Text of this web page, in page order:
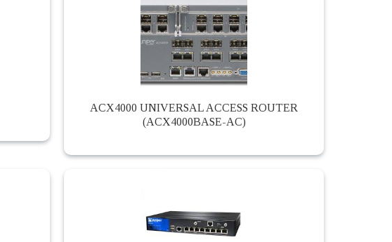
ACX4000 UNIVERSAL ACCESS ROUTER
(ACX4000BASE-AC)